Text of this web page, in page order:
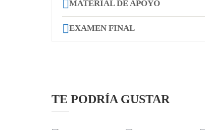
MATERIAL DE APOYO
EXAMEN FINAL
TE PODRÍA GUSTAR